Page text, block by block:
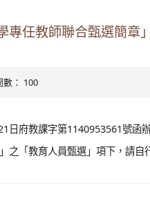
專任教師聯合甄選簡章
數： 100
日府教課字第1140953561號函
之「教育人員甄選」項下，請自